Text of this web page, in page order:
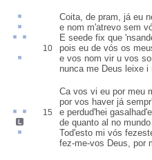
Coita, de pram, já eu
e nom m'atrevo sem
E seede fix que
10
pois eu de vós os
e vos nom vir u vos
nunca me Deus leixe
Ca vos vi eu por meu
por vos haver já
15 e perdud'hei
de quanto al no
Tod'esto mi vós
fez-me-vos Deus, por